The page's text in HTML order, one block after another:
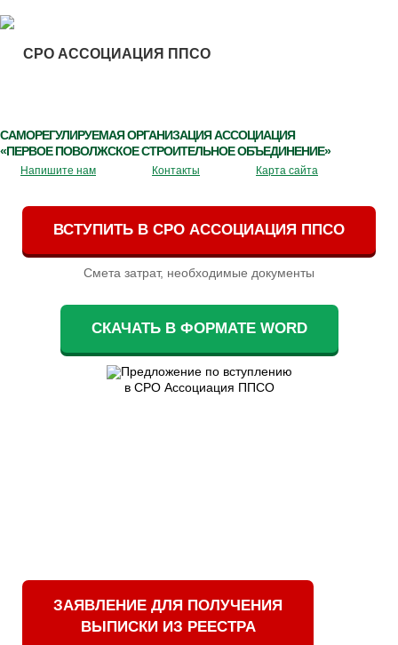
СРО АССОЦИАЦИЯ ППСО
САМОРЕГУЛИРУЕМАЯ ОРГАНИЗАЦИЯ АССОЦИАЦИЯ
«ПЕРВОЕ ПОВОЛЖСКОЕ СТРОИТЕЛЬНОЕ ОБЪЕДИНЕНИЕ»
Напишите нам Контакты Карта сайта
ВСТУПИТЬ В СРО АССОЦИАЦИЯ ППСО
Смета затрат, необходимые документы
СКАЧАТЬ В ФОРМАТЕ WORD
Предложение по вступлению
в СРО Ассоциация ППСО
ЗАЯВЛЕНИЕ ДЛЯ ПОЛУЧЕНИЯ
ВЫПИСКИ ИЗ РЕЕСТРА